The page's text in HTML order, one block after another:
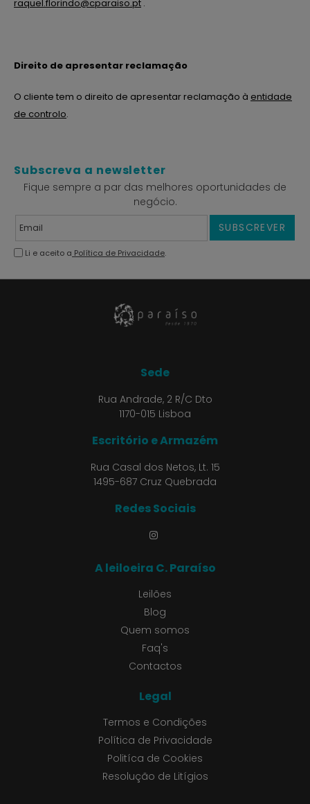
raquel.florindo@cparaiso.pt .
Direito de apresentar reclamação
O cliente tem o direito de apresentar reclamação à entidade
de controlo.
Subscreva a newsletter
Fique sempre a par das melhores oportunidades de
negócio.
SUBSCREVER
Li e aceito a Política de Privacidade.
Sede
Rua Andrade, 2 R/C Dto
1170-015 Lisboa
Escritório e Armazém
Rua Casal dos Netos, Lt. 15
1495-687 Cruz Quebrada
Redes Sociais
A leiloeira C. Paraíso
Leilões
Blog
Quem somos
Faq's
Contactos
Legal
Termos e Condições
Política de Privacidade
Politíca de Cookies
Resolução de Litígios